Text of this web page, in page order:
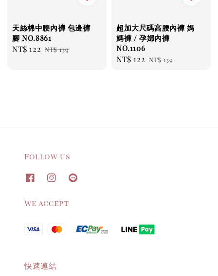
天絲棉中腰內褲 包邊褲
腳 NO.8861
Sale
NT$ 122 Regular
NT$ 139
超加大尺碼高腰內褲 媽
媽褲 / 孕婦內褲
NO.1106
Sale
NT$ 122 Regular
NT$ 139
Follow us
We accept
快速連結